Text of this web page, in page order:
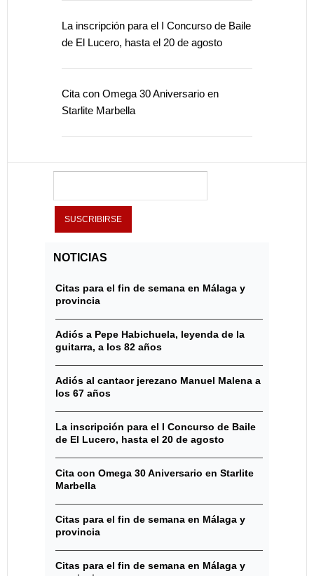
La inscripción para el I Concurso de Baile
de El Lucero, hasta el 20 de agosto
Cita con Omega 30 Aniversario en
Starlite Marbella
NOTICIAS
Citas para el fin de semana en Málaga y
provincia
Adiós a Pepe Habichuela, leyenda de la
guitarra, a los 82 años
Adiós al cantaor jerezano Manuel Malena a
los 67 años
La inscripción para el I Concurso de Baile
de El Lucero, hasta el 20 de agosto
Cita con Omega 30 Aniversario en Starlite
Marbella
Citas para el fin de semana en Málaga y
provincia
Citas para el fin de semana en Málaga y